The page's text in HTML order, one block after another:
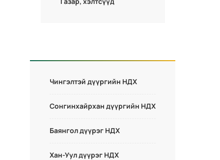
Чингэлтэй дүүргийн НДХ
Сонгинхайрхан дүүргийн НДХ
Баянгол дүүрэг НДХ
Хан-Уул дүүрэг НДХ